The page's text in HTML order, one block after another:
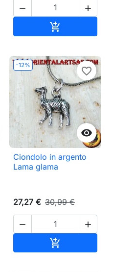
 

-12%

favorite_border
Ciondolo in argento
Lama glama
27,27 € 30,99 €
 
